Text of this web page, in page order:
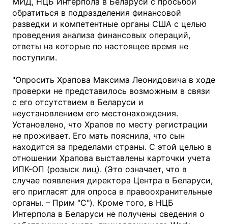
обратиться в подразделения финансовой
разведки и компетентные органы США с целью
проведения анализа финансовых операций,
ответы на которые по настоящее время не
поступили.
"Опросить Храпова Максима Леонидовича в ходе
проверки не представилось возможным в связи
с его отсутствием в Беларуси и
неустановлением его местонахождения.
Установлено, что Храпов по месту регистрации
не проживает. Его мать пояснила, что сын
находится за пределами страны. С этой целью в
отношении Храпова выставлены карточки учета
ИПК-ОП (розыск лиц). (Это означает, что в
случае появления директора Центра в Беларуси,
его пригласят для опроса в правоохранительные
органы. – Прим "С"). Кроме того, в НЦБ
Интерпола в Беларуси не получены сведения о